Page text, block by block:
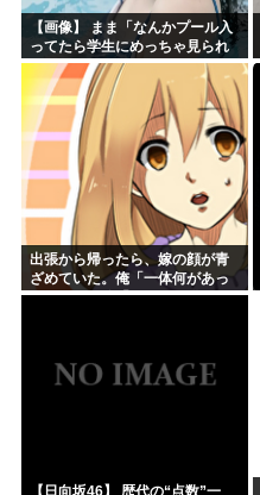
【画像】 まま「なんかプール入
ってたら学生にめっちゃ見られ
たw」
出張から帰ったら、嫁の顔が青
ざめていた。俺「一体何があっ
たんだ？」嫁「…」→子供たち
【日向坂46】 歴代の“点数”一